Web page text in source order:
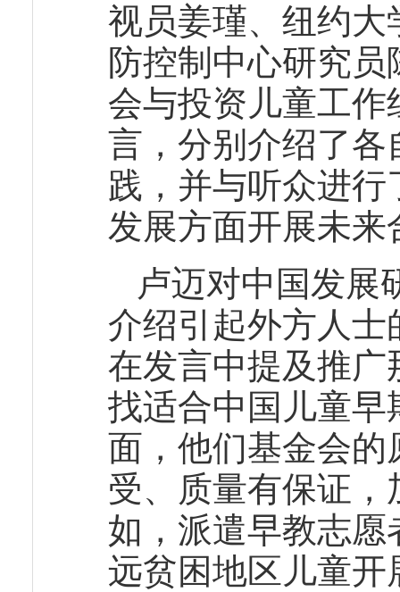
视员姜瑾、纽约大
防控制中心研究
会与投资儿童工作
言，分别介绍了
践，并与听众进
发展方面开展未来
卢迈对中国发展
介绍引起外方人
在发言中提及推
找适合中国儿童
面，他们基金会
受、质量有保证
如，派遣早教志
远贫困地区儿童